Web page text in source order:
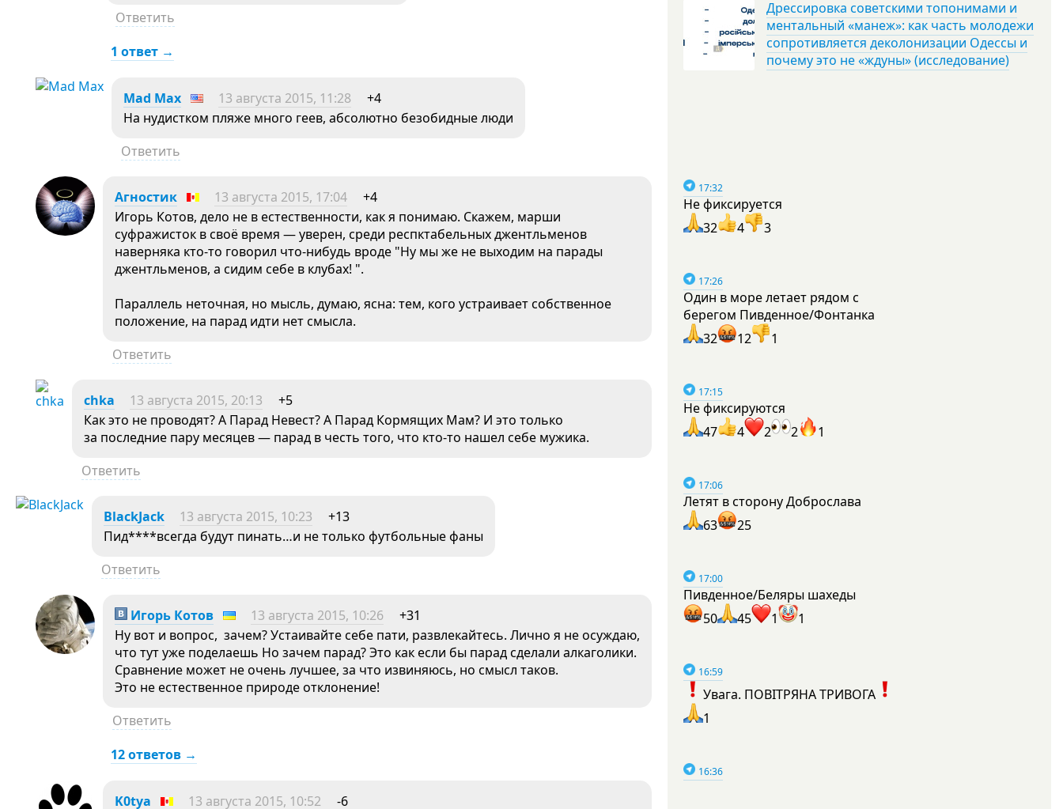
Ответить
1 ответ →
Mad Max 13 августа 2015, 11:28
+4
На нудистком пляже много геев, абсолютно безобидные люди
Ответить
Агностик 13 августа 2015, 17:04
+4
Игорь Котов, дело не в естественности, как я понимаю. Скажем, марши
суфражисток в своё время — уверен, среди респктабельных джентльменов
наверняка кто-то говорил что-нибудь вроде "Ну мы же не выходим на парады
джентльменов, а сидим себе в клубах! ".
Параллель неточная, но мысль, думаю, ясна: тем, кого устраивает собственное
положение, на парад идти нет смысла.
Ответить
chka 13 августа 2015, 20:13
+5
Как это не проводят? А Парад Невест? А Парад Кормящих Мам? И это только
за последние пару месяцев — парад в честь того, что кто-то нашел себе мужика.
Ответить
BlackJack 13 августа 2015, 10:23
+13
Пид****всегда будут пинать…и не только футбольные фаны
Ответить
Игорь Котов 13 августа 2015, 10:26
+31
Ну вот и вопрос, зачем? Устаивайте себе пати, развлекайтесь. Лично я не осуждаю,
что тут уже поделаешь Но зачем парад? Это как если бы парад сделали алкаголики.
Сравнение может не очень лучшее, за что извиняюсь, но смысл таков.
Это не естественное природе отклонение!
Ответить
12 ответов →
K0tya 13 августа 2015, 10:52 -6
Дрессировка советскими топонимами и
ментальный «манеж»: как часть молодежи
сопротивляется деколонизации Одессы и
почему это не «ждуны» (исследование)
17:32
Не фиксируется
32
4 3
17:26
Один в море летает рядом с
берегом Пивденное/Фонтанка
32
12 1
17:15
Не фиксируются
47
4 2 2 1
17:06
Летят в сторону Доброслава
63
25
17:00
Пивденное/Беляры шахеды
50
45 1 1
16:59
Увага. ПОВІТРЯНА ТРИВОГА
1
16:36